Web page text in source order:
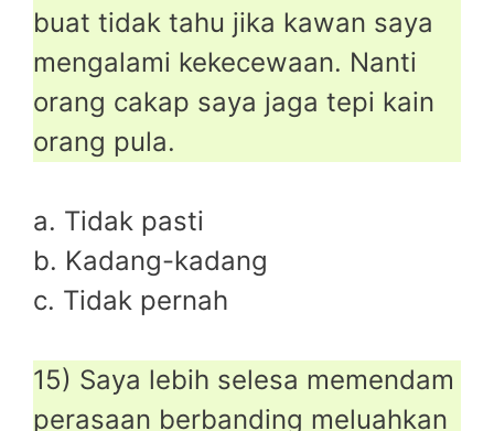
buat tidak tahu jika kawan saya
mengalami kekecewaan. Nanti
orang cakap saya jaga tepi kain
orang pula.
a. Tidak pasti
b. Kadang-kadang
c. Tidak pernah
15) Saya lebih selesa memendam
perasaan berbanding meluahkan